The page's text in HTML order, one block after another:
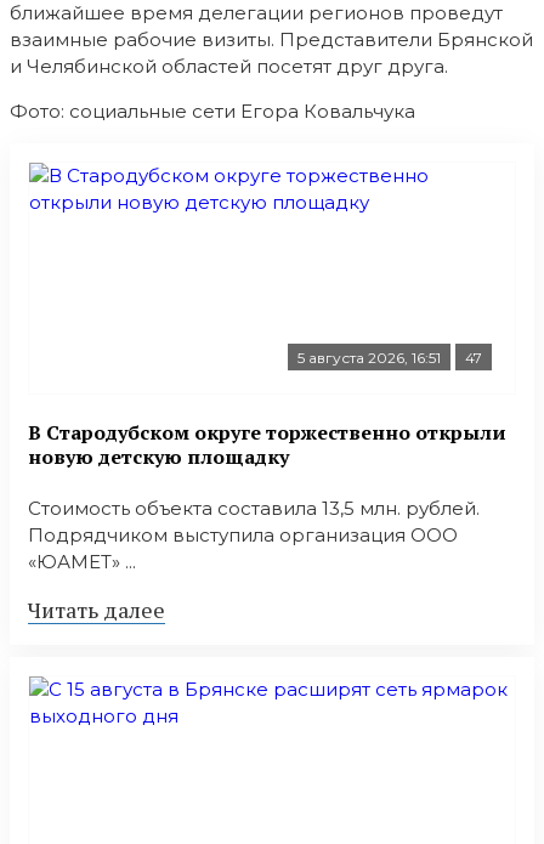
ближайшее время делегации регионов проведут
взаимные рабочие визиты. Представители Брянской
и Челябинской областей посетят друг друга.
Фото: социальные сети Егора Ковальчука
5 августа 2026, 16:51 47
В Стародубском округе торжественно открыли
новую детскую площадку
Стоимость объекта составила 13,5 млн. рублей.
Подрядчиком выступила организация ООО
«ЮАМЕТ» ...
Читать далее